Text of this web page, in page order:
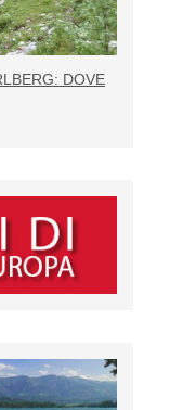
DOVE